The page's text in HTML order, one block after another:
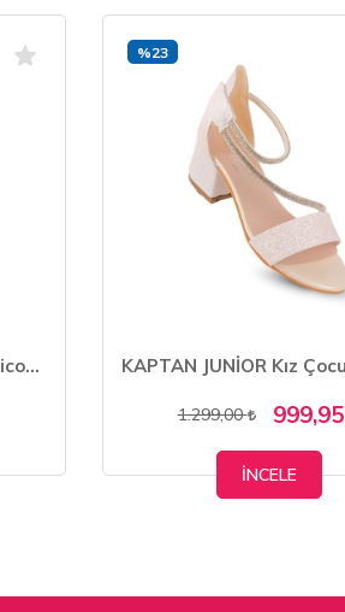
Kaptan Junior Ortopedik Unicorn Işıklı Kız Sneakers BALFK 500
1.299,00 999,95
%23
İNCELE